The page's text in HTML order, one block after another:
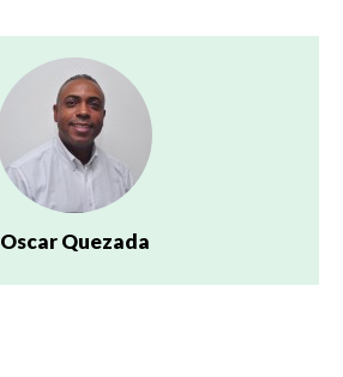
Oscar Quezada